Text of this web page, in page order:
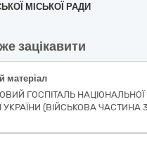
МІСЬКОЇ РАДИ
зацікавити
матеріал
ГОСПІТАЛЬ НАЦІОНАЛЬНОЇ
УКРАЇНИ (ВІЙСЬКОВА ЧАСТИНА